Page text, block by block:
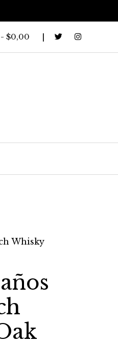
- $0,00
Whisky